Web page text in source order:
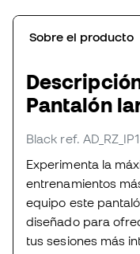
Sobre el producto
Pantalón
Black ref.
Experimenta la
entrenamientos
equipo este
diseñado para
tus sesiones más